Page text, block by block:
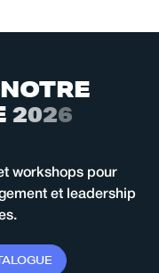
NOTRE
2026
workshops pour
et leadership
ALOGUE